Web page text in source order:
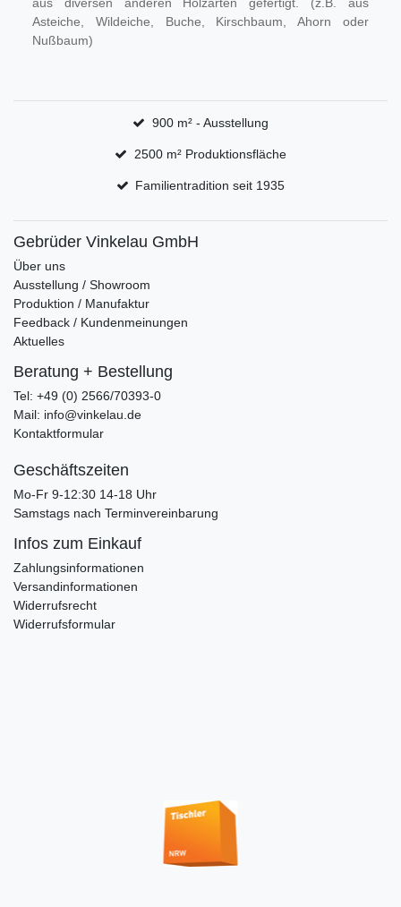
aus diversen anderen Holzarten gefertigt. (z.B. aus
Asteiche, Wildeiche, Buche, Kirschbaum, Ahorn oder
Nußbaum)
900 m² - Ausstellung
2500 m² Produktionsfläche
Familientradition seit 1935
Gebrüder Vinkelau GmbH
Über uns
Ausstellung / Showroom
Produktion / Manufaktur
Feedback / Kundenmeinungen
Aktuelles
Beratung + Bestellung
Tel: +49 (0) 2566/70393-0
Mail: info@vinkelau.de
Kontaktformular
Geschäftszeiten
Mo-Fr 9-12:30 14-18 Uhr
Samstags nach Terminvereinbarung
Infos zum Einkauf
Zahlungsinformationen
Versandinformationen
Widerrufsrecht
Widerrufsformular